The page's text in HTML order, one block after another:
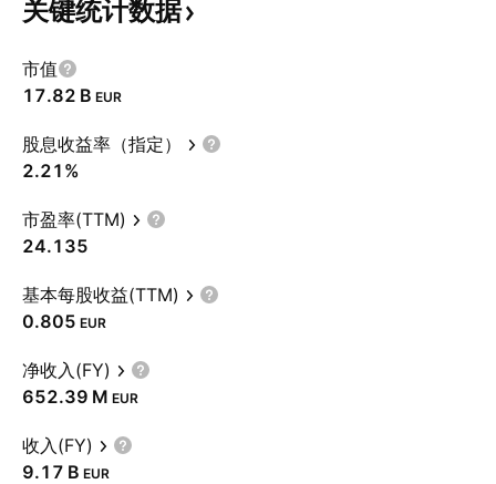
关键统计数据
市值
‪17.82 B‬ EUR
股息收益率（指定）
2.21%
市盈率(TTM)
24.135
基本每股收益(TTM)
0.805 EUR
净收入(FY)
‪652.39 M‬ EUR
收入(FY)
‪9.17 B‬ EUR